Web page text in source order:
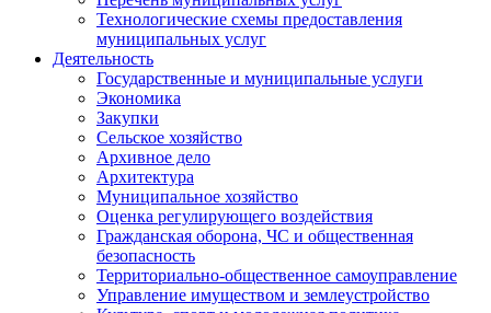
Технологические схемы предоставления
муниципальных услуг
Деятельность
Государственные и муниципальные услуги
Экономика
Закупки
Сельское хозяйство
Архивное дело
Архитектура
Муниципальное хозяйство
Оценка регулирующего воздействия
Гражданская оборона, ЧС и общественная
безопасность
Территориально-общественное самоуправление
Управление имуществом и землеустройство